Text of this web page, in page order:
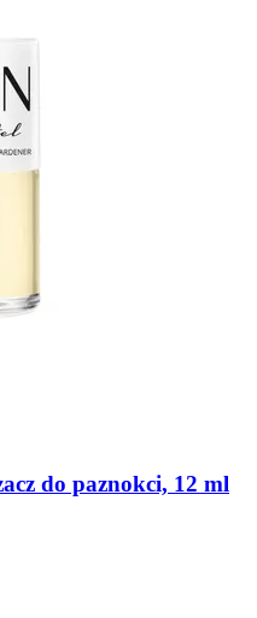
do paznokci, 12 ml